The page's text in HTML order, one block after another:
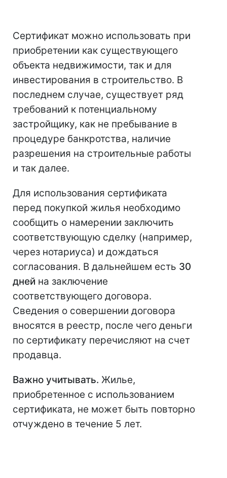
Сертификат можно использовать при
приобретении как существующего
объекта недвижимости, так и для
инвестирования в строительство. В
последнем случае, существует ряд
требований к потенциальному
застройщику, как не пребывание в
процедуре банкротства, наличие
разрешения на строительные работы
и так далее.
Для использования сертификата
перед покупкой жилья необходимо
сообщить о намерении заключить
соответствующую сделку (например,
через нотариуса) и дождаться
согласования. В дальнейшем есть 30
дней на заключение
соответствующего договора.
Сведения о совершении договора
вносятся в реестр, после чего деньги
по сертификату перечисляют на счет
продавца.
Важно учитывать. Жилье,
приобретенное с использованием
сертификата, не может быть повторно
отчуждено в течение 5 лет.